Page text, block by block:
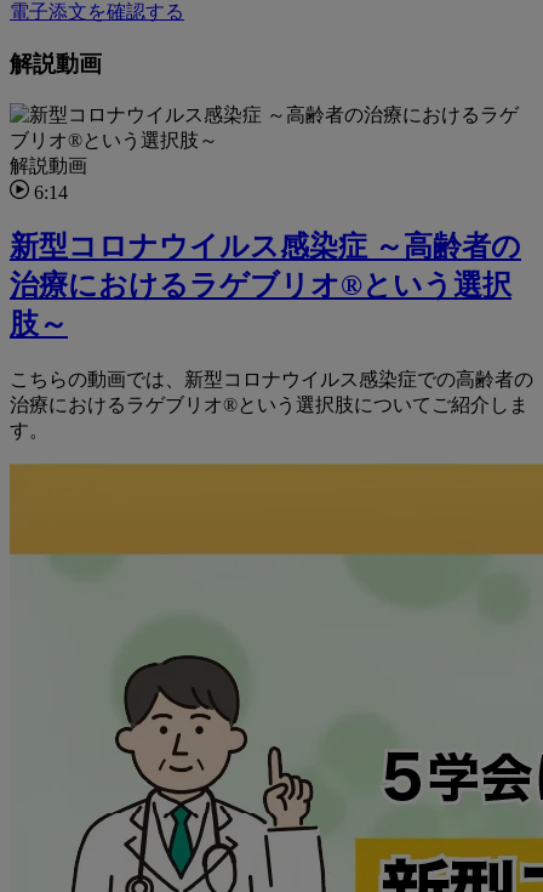
電子添文を確認する
解説動画
解説動画
6:14
新型コロナウイルス感染症 ～高齢者の
治療におけるラゲブリオ®という選択
肢～
こちらの動画では、新型コロナウイルス感染症での高齢者の
治療におけるラゲブリオ®という選択肢についてご紹介しま
す。